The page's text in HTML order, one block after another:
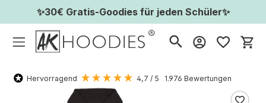
✨30€ Gratis-Goodies für jeden Schüler✨
Hervorragend 4,7 / 5 1.976 Bewertungen